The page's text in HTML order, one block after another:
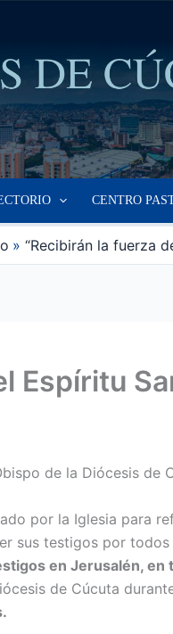
CENTRO
“Recibirán la fuerza
Espíritu
de la Diócesis de
por la Igle­sia para
sus testigos por
en Jeru­salén, en
de Cúcu­ta